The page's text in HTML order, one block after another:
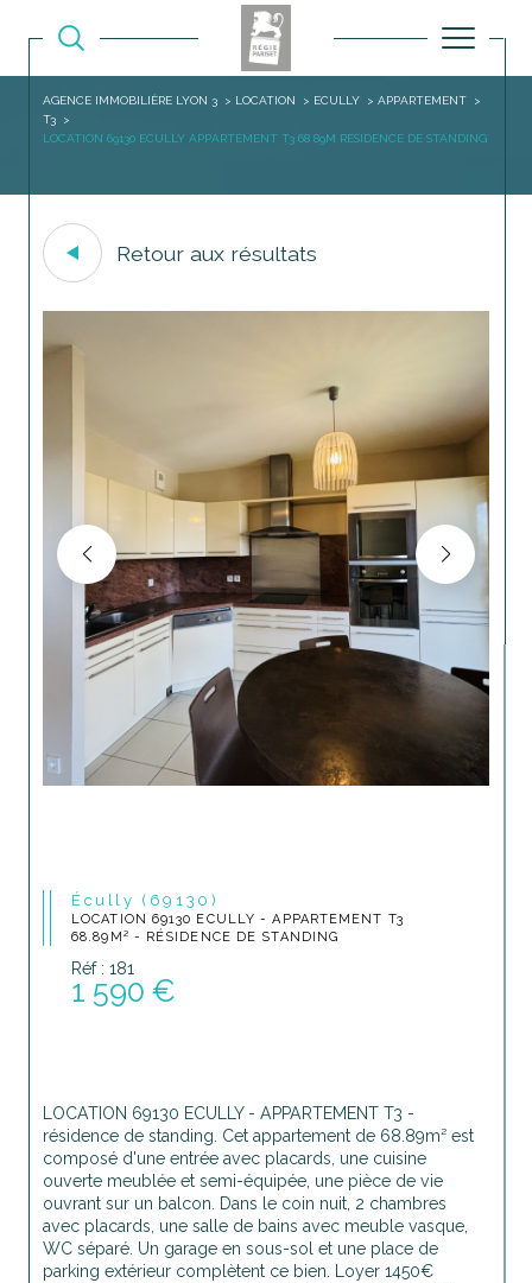
AGENCE IMMOBILIÈRE LYON 3 LOCATION ECULLY
APPARTEMENT
T3
LOCATION 69130 ECULLY APPARTEMENT T3 68 89M RESIDENCE DE STANDING
Retour aux résultats
Écully (69130)
LOCATION 69130 ECULLY - APPARTEMENT T3
68.89M² - RÉSIDENCE DE STANDING
Réf : 181
1 590 €
LOCATION 69130 ECULLY - APPARTEMENT T3 -
résidence de standing. Cet appartement de 68.89m² est
composé d'une entrée avec placards, une cuisine
ouverte meublée et semi-équipée, une pièce de vie
ouvrant sur un balcon. Dans le coin nuit, 2 chambres
avec placards, une salle de bains avec meuble vasque,
WC séparé. Un garage en sous-sol et une place de
parking extérieur complètent ce bien. Loyer 1450€